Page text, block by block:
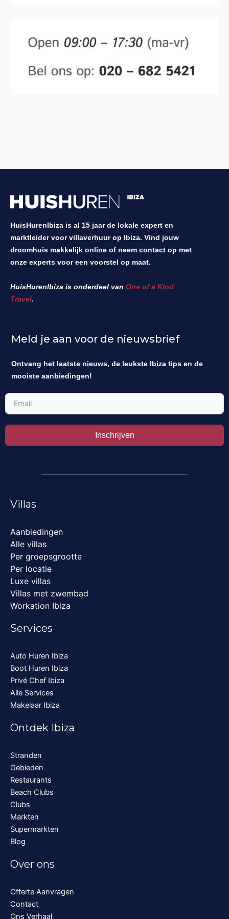
HuisHurenIbiza is al 15 jaar de lokale expert en
marktleider voor villaverhuur op Ibiza. Vind jouw
droomhuis makkelijk online of neem contact op met
onze experts voor een voorstel op maat.
HuisHurenIbiza is onderdeel van One of a Kind
Travel.
Meld je aan voor de nieuwsbrief
Ontvang het laatste nieuws, de leukste Ibiza tips en de
mooiste aanbiedingen!
Inschrijven
Villas
Aanbiedingen
Alle villas
Per groepsgrootte
Per locatie
Luxe villas
Villas met zwembad
Workation Ibiza
Services
Auto Huren Ibiza
Boot Huren Ibiza
Privé Chef Ibiza
Alle Services
Makelaar Ibiza
Ontdek Ibiza
Stranden
Gebieden
Restaurants
Beach Clubs
Clubs
Markten
Supermarkten
Blog
Over ons
Offerte Aanvragen
Contact
Ons Verhaal